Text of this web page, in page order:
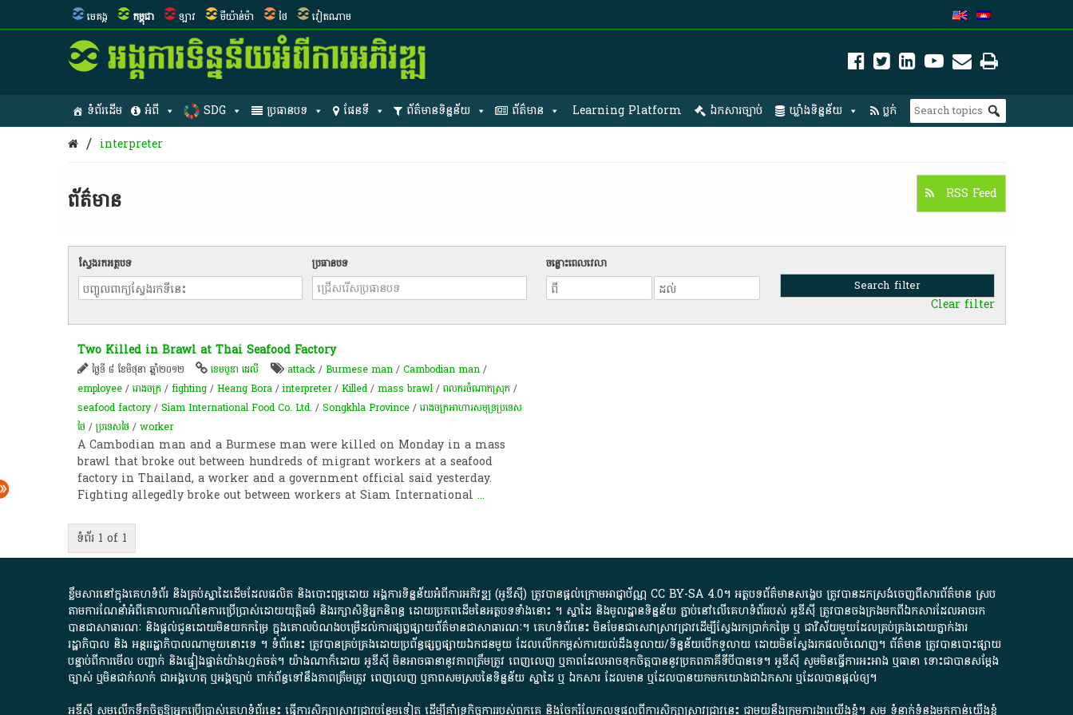
មេគង្គ កម្ពុជា ឡាវ មីយ៉ាន់ម៉ា ថៃ វៀតណាម
ទំព័រដើម អំពី SDG ប្រធានបទ ផែនទី ព័ត៌មានទិន្នន័យ ព័ត៌មាន Learning Platform ឯកសារច្បាប់ ឃ្លាំងទិន្នន័យ ប្លក់
/ interpreter
ព័ត៌មាន​ RSS Feed
ស្វែងរកអត្ថបទ ប្រធានបទ ចន្លោះពេលវេលា
Clear filter
Two Killed in Brawl at Thai Seafood Factory
ថ្ងៃទី ៨ ខែមិថុនា ឆ្នាំ២០១២ ខេមបូឌា ដេលី attack/Burmese man/Cambodian man/
employee/រោងចក្រ/fighting/Heang Bora/interpreter/Killed/mass brawl/ពលករចំណាកស្រុក/
seafood factory/Siam International Food Co. Ltd. /Songkhla Province/​រោងចក្រ​អាហារ​សមុទ្រ​ប្រទេស​
ថៃ /ប្រទេសថៃ /worker
A Cambodian man and a Burmese man were killed on Monday in a mass
brawl that broke out between hundreds of migrant workers at a seafood
factory in Thailand, a worker and a government official said yesterday.
Fighting allegedly broke out between workers at Siam International ...
ទំព័រ 1 of 1
ខ្លឹមសារ​នៅ​ក្នុង​គេហទំព័រ និង​គ្រប់​ស្នា​ដៃ​ដើម​ដែល​ផលិត​ និង​បោះពុម្ព​ដោយ​ អង្គការ​ទិន្នន័យ​អំពី​ការអភិវឌ្ឍ​​ (អូ​ឌី​ស៊ី)​ ត្រូវ​បាន​ផ្តល់​ក្រោម​អាជ្ញាប័ណ្ណ​ CC BY-SA 4.0។​ អត្ថបទ​ព័ត៌មាន​សង្ខេប​ ត្រូវ​បាន​ដកស្រង់​ចេញពី​សារព័ត៌មាន ស្រប
តាមការ​ណែនាំ​អំពី​គោលការណ៍​នៃ​ការ​ប្រើប្រាស់​ដោយ​យុត្តិធម៌​ និង​រក្សាសិទ្ធិអ្នកនិពន្ធ ដោយ​ប្រភពដើម​នៃ​​អត្ថបទទាំង​នោះ​ ។​ ស្នាដៃ​ និង​មូលដ្ឋាន​ទិន្នន័យ ​ភ្ជាប់​នៅ​លើ​គេហទំព័រ​របស់​ អូ​ឌី​ស៊ី​ ត្រូវ​បាន​ចងក្រង​មក​ពី​ឯកសារ​ដែល​អាច​រក​
បានជា​សាធារណៈ​ និង​ផ្តល់​ជូន​ដោយ​មិន​យក​កម្រៃ​ ក្នុង​គោលបំណង​បម្រើ​ដល់ការ​ផ្សព្វផ្សាយ​ព័ត៌មាន​ជា​សាធារណៈ​។​ គេហទំព័រ​នេះ​ មិនមែន​ជា​សេវា​ស្រាវជ្រាវ​ដើម្បី​ស្វែងរកប្រាក់​កម្រៃ​ ឬ​ ជា​វិស័យ​មួយ​ដែល​គ្រប់គ្រង​ដោយ​ភ្នាក់ងារ​
រដ្ឋាភិបាល​ និង ​អន្តររដ្ឋាភិបាល​ណាមួយ​នោះ​ទេ ​។​ ទំព័រ​នេះ​ ត្រូវ​បាន​គ្រប់គ្រង​ដោយ​ប្រព័ន្ធ​ផ្សព្វផ្សាយ​ឯកជន​មួយ​ ដែល​លើកកម្ពស់​ការ​យល់​ដឹង​ទូលាយ​/​ទិន្នន័យ​បើក​ទូលាយ​ ដោយ​មិនស្វែង​រក​ផល​ចំណេញ​។​ ព័ត៌មាន​ ត្រូវ​បាន​បោះផ្សាយ​
បន្ទាប់​ពី​ការ​មើល​ បញ្ជាក់​ និង​ផ្ទៀងផ្ទាត់​យ៉ាង​ហ្មត់ចត់​។​ យ៉ាងណា​ក៏​ដោយ​ អូ​ឌី​ស៊ី​ មិន​អាច​ធានា​នូវ​ភាព​ត្រឹមត្រូវ​ ពេញលេញ​ ឬ​ភាព​ដែល​អាច​ទុកចិត្ត​បាននូវ​ប្រភព​ភាគី​ទី​បី​បាន​ទេ​។​ អូ​ឌី​ស៊ី​ សូម​មិន​ធ្វើការ​អះអាង​ ឬ​ធានា​ ទោះជា​បាន​សម្តែង​
ច្បាស់​ ឬ​មិន​ជាក់លាក់​ ជា​អង្គហេតុ​ ឬ​អង្គច្បាប់​ ពាក់ព័ន្ធ​ទៅ​នឹង​ភាព​ត្រឹមត្រូវ​ ពេញលេញ​ ឬ​ភាព​សម​ស្រប​នៃ​ទិន្នន័យ​ ស្នាដៃ​ ឬ​ ឯកសារ​ ដែល​មាន​ ឬ​ដែល​បាន​យក​មក​យោង​ជា​ឯកសារ​ ឬ​ដែល​បាន​ផ្តល់​ឲ្យ​។
អូឌីស៊ី សូមលើកទឹកចិត្តឱ្យអ្នកប្រើប្រាស់គេហទំព័រនេះ ធ្វើការសិក្សាស្រាវជ្រាវបន្ថែមទៀត ដើម្បីគាំទ្រកិច្ចការ​របស់ពួកគេ និងចែករំលែកលទ្ធផលពីការសិក្សាស្រាវជ្រាវនេះ ជាមួយនឹងក្រុមការងារយើងខ្ញុំ។ សូម ទំនាក់ទំនងមកកាន់យើងខ្ញុំ